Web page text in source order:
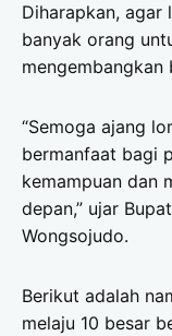
Diharapkan,
banyak orang
mengembangkan
“Semoga ajang
bermanfaat bagi
kemampuan dan
depan,” ujar
Wongsojudo.
Berikut adalah
melaju 10 besar